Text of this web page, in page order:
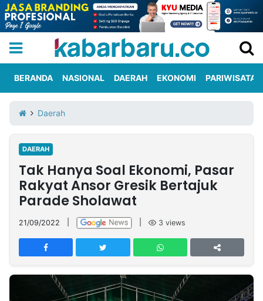
Iklan
Berita
Kami
Nasional
International
Olahraga
Entertainment
Daerah
Pariwisata
Kuliner
Kolom
Network
PT
TREETAN
INDONESIA
BERANDA NASIONAL DAERAH EKONOMI PARIWISATA
Daerah
DAERAH
Tak Hanya Soal Ekonomi, Pasar
Rakyat Ansor Gresik Bertajuk
Parade Sholawat
21/09/2022 3 views